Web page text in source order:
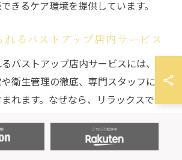
きるケア環境を提供しています。
れるバストアップ店内サービス
バストアップ店内サービスには、プ
衛生管理の徹底、専門スタッフによ
れます。なぜなら、リラックスでき
、個室での施術や、施術前後のカウ
している店舗が多く見られます。これ